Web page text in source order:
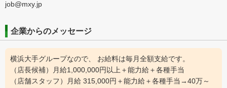
job@mxy.jp
企業からのメッセージ
横浜大手グループなので、 お給料は毎月全額支給です。
（店長候補）月給1,000,000円以上＋能力給＋各種手当
（店舗スタッフ）月給 315,000円＋能力給＋各種手当→40万～